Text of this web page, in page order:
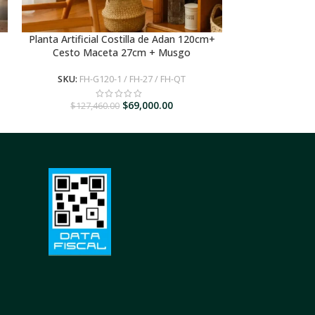
AGREGAR AL CARRITO
Planta Artificial Costilla de Adan 120cm+
Cesto Maceta 27cm + Musgo
SKU: FH-G120-1 / FH-27 / FH-QT
$127,460.00 $69,000.00